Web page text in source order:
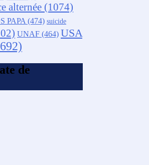
alternée (1074)
PAPA(474) suicide
UNAF (464) USA
de